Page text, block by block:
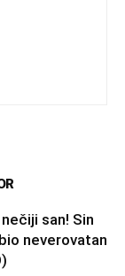
san! Sin
neverovatan